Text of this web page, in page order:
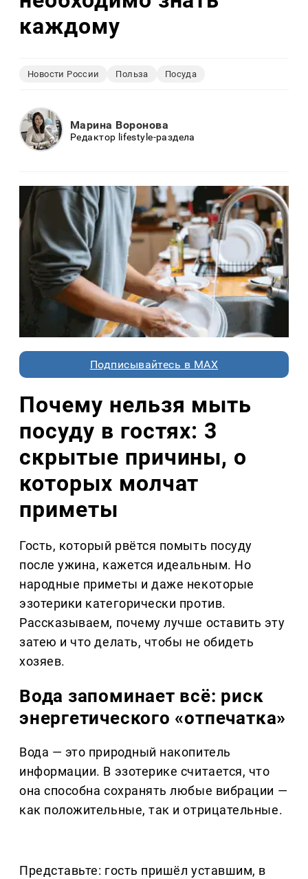
каждому
Новости России Польза Посуда
Марина Воронова
Редактор lifestyle-раздела
Подписывайтесь в MAX
Почему нельзя мыть
посуду в гостях: 3
скрытые причины, о
которых молчат
приметы
Гость, который рвётся помыть посуду
после ужина, кажется идеальным. Но
народные приметы и даже некоторые
эзотерики категорически против.
Рассказываем, почему лучше оставить эту
затею и что делать, чтобы не обидеть
хозяев.
Вода запоминает всё: риск
энергетического «отпечатка»
Вода — это природный накопитель
информации. В эзотерике считается, что
она способна сохранять любые вибрации —
как положительные, так и отрицательные.
Представьте: гость пришёл уставшим, в